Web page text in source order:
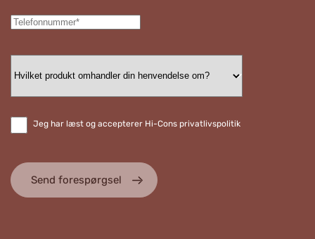
Jeg har læst og accepterer Hi-Cons privatlivspolitik
Send forespørgsel